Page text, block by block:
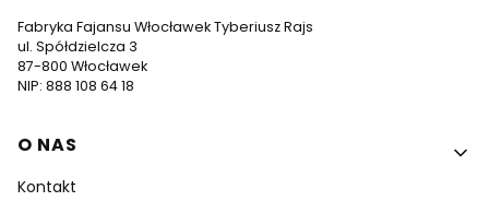
Fabryka Fajansu Włocławek Tyberiusz Rajs
ul. Spółdzielcza 3
87-800 Włocławek
NIP: 888 108 64 18
Linki w stopce
O NAS
Kontakt